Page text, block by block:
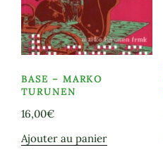
BASE – MARKO
TURUNEN
16,00€
Ajouter au panier